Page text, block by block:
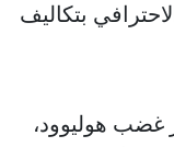
بتكاليف
غضب هوليوود،